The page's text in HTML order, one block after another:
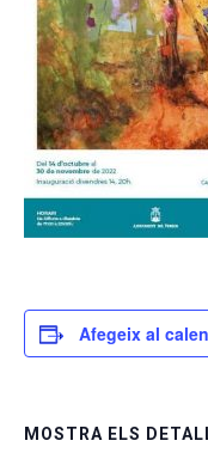
Afegeix al
MOSTRA ELS